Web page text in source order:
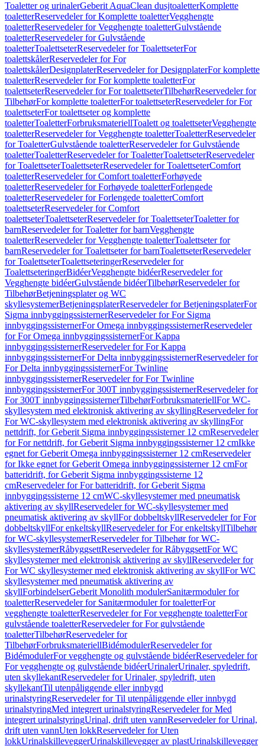
Toaletter og urinalerGeberit AquaClean dusjtoaletterKomplette
toaletterReservedeler for Komplette toaletterVegghengte
toaletterReservedeler for Vegghengte toaletterGulvstående
toaletterReservedeler for Gulvstående
toaletterToalettseterReservedeler for ToalettseterFor
toalettskålerReservedeler for For
toalettskålerDesignplaterReservedeler for DesignplaterFor komplette
toaletterReservedeler for For komplette toaletterFor
toalettseterReservedeler for For toalettseterTilbehørReservedeler for
TilbehørFor komplette toaletterFor toalettseterReservedeler for For
toalettseterFor toalettseter og komplette
toaletterToaletterForbruksmateriellToalett og toalettseterVegghengte
toaletterReservedeler for Vegghengte toaletterToaletterReservedeler
for ToaletterGulvstående toaletterReservedeler for Gulvstående
toaletterToaletterReservedeler for ToaletterToalettseterReservedeler
for ToalettseterToalettseterReservedeler for ToalettseterComfort
toaletterReservedeler for Comfort toaletterForhøyede
toaletterReservedeler for Forhøyede toaletterForlengede
toaletterReservedeler for Forlengede toaletterComfort
toalettseterReservedeler for Comfort
toalettseterToalettseterReservedeler for ToalettseterToaletter for
barnReservedeler for Toaletter for barnVegghengte
toaletterReservedeler for Vegghengte toaletterToalettseter for
barnReservedeler for Toalettseter for barnToalettseterReservedeler
for ToalettseterToalettseteringerReservedeler for
ToalettseteringerBidéerVegghengte bidéerReservedeler for
Vegghengte bidéerGulvstående bidéerTilbehørReservedeler for
TilbehørBetjeningsplater og WC
skyllesystemerBetjeningsplaterReservedeler for BetjeningsplaterFor
Sigma innbyggingssisternerReservedeler for For Sigma
innbyggingssisternerFor Omega innbyggingssisternerReservedeler
for For Omega innbyggingssisternerFor Kappa
innbyggingssisternerReservedeler for For Kappa
innbyggingssisternerFor Delta innbyggingssisternerReservedeler for
For Delta innbyggingssisternerFor Twinline
innbyggingssisternerReservedeler for For Twinline
innbyggingssisternerFor 300T innbyggingssisternerReservedeler for
For 300T innbyggingssisternerTilbehørForbruksmateriellFor WC-
skyllesystem med elektronisk aktivering av skyllingReservedeler for
For WC-skyllesystem med elektronisk aktivering av skyllingFor
nettdrift, for Geberit Sigma innbyggingssisterner 12 cmReservedeler
for For nettdrift, for Geberit Sigma innbyggingssisterner 12 cmIkke
egnet for Geberit Omega innbyggingssisterner 12 cmReservedeler
for Ikke egnet for Geberit Omega innbyggingssisterner 12 cmFor
batteridrift, for Geberit Sigma innbyggingssisterne 12
cmReservedeler for For batteridrift, for Geberit Sigma
innbyggingssisterne 12 cmWC-skyllesystemer med pneumatisk
aktivering av skyllReservedeler for WC-skyllesystemer med
pneumatisk aktivering av skyllFor dobbeltskyllReservedeler for For
dobbeltskyllFor enkeltskyllReservedeler for For enkeltskyllTilbehør
for WC-skyllesystemerReservedeler for Tilbehør for WC-
skyllesystemerRåbyggsettReservedeler for RåbyggsettFor WC
skyllesystemer med elektronisk aktivering av skyllReservedeler for
For WC skyllesystemer med elektronisk aktivering av skyllFor WC
skyllesystemer med pneumatisk aktivering av
skyllForbindelserGeberit Monolith modulerSanitærmoduler for
toaletterReservedeler for Sanitærmoduler for toaletterFor
vegghengte toaletterReservedeler for For vegghengte toaletterFor
gulvstående toaletterReservedeler for For gulvstående
toaletterTilbehørReservedeler for
TilbehørForbruksmateriellBidémodulerReservedeler for
BidémodulerFor vegghengte og gulvstående bidéerReservedeler for
For vegghengte og gulvstående bidéerUrinalerUrinaler, spyledrift,
uten skyllekantReservedeler for Urinaler, spyledrift, uten
skyllekantTil utenpåliggende eller innbygd
urinalstyringReservedeler for Til utenpåliggende eller innbygd
urinalstyringMed integrert urinalstyringReservedeler for Med
integrert urinalstyringUrinal, drift uten vannReservedeler for Urinal,
drift uten vannUten lokkReservedeler for Uten
lokkUrinalskilleveggerUrinalskillevegger av plastUrinalskillevegger